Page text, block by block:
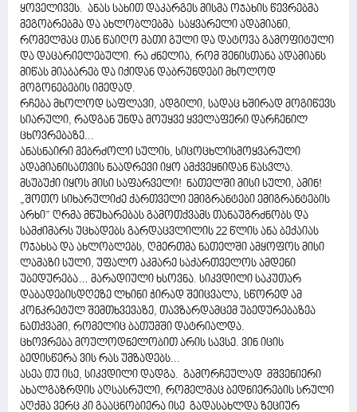
ყოველივეს. ანას სახით დაკარგეს მისმა ოჯახის წევრებმა
მეგობრებმა და ახლობლებმა საყვარელი ადამიანი,
რომელმაც თან წაიღო მათი გული და დატოვა გამოფიტული
და დაცარიელებული. რა ძნელია, რომ შენისთანა ადამიანს
მიწას მიაბარებ და იქიდან დაბრუნდები მხოლოდ
მოგონებების იმედად.
რჩება მხოლოდ საფლავი, ადგილი, სადაც ხშირად მოგიწევს
სიარული, რადგან უნდა მოუყვე ყველაფერი დარჩენილ
ცხოვრებაზე...
ანასნაირი მებრძოლი სულის, სიცოცხლისმოყვარული
ადამიანისათვის ნაადრევი იყო ამქვეყნიდან წასვლა.
მსუბუქი იყოს მისი საფარველი! ნათელში მისი სული, ამინ!
„შოთო სიხარულიძე ქართველი ემიგრანტები ემიგრანტების
არხი” ღრმა მწუხარებას გამოთქვამს თანაუგრძნობს და
სამძიმარს უცხადებს გარდაცვლილის 22 წლის ანა ბექაიას
ოჯახსა და ახლობლებს, ღმერთმა ნათელში ამყოფოს მისი
ლამაზი სული, უფალო აკმარე საქართველოს ამდენი
უბედურება… მარადიული ხსოვნა. სიკვდილი საკუთარ
დაბადებისდღეზე ლხინი ჭირად შეიცვალა, სწორედ ამ
კონკრეტულ შემთხვევაზე, თავზარდამცემ უბედურებაზეა
ნათქვამი, რომელიც ბათუმში დატრიალდა.
ცხოვრება მოულოდნელობით არის სავსე. ვინ იცის
ბედისწერა ვის რას უმზადებს...
ასეა თუ ისე, სიკვდილი დადგა. გამორჩეულად მშვენიერი
ახალგაზრდის აღსასრული, რომელმაც ბედნიერების სრული
აღქმა ვერც კი გააცნობიერა ისე გადასახლდა ზეციურ